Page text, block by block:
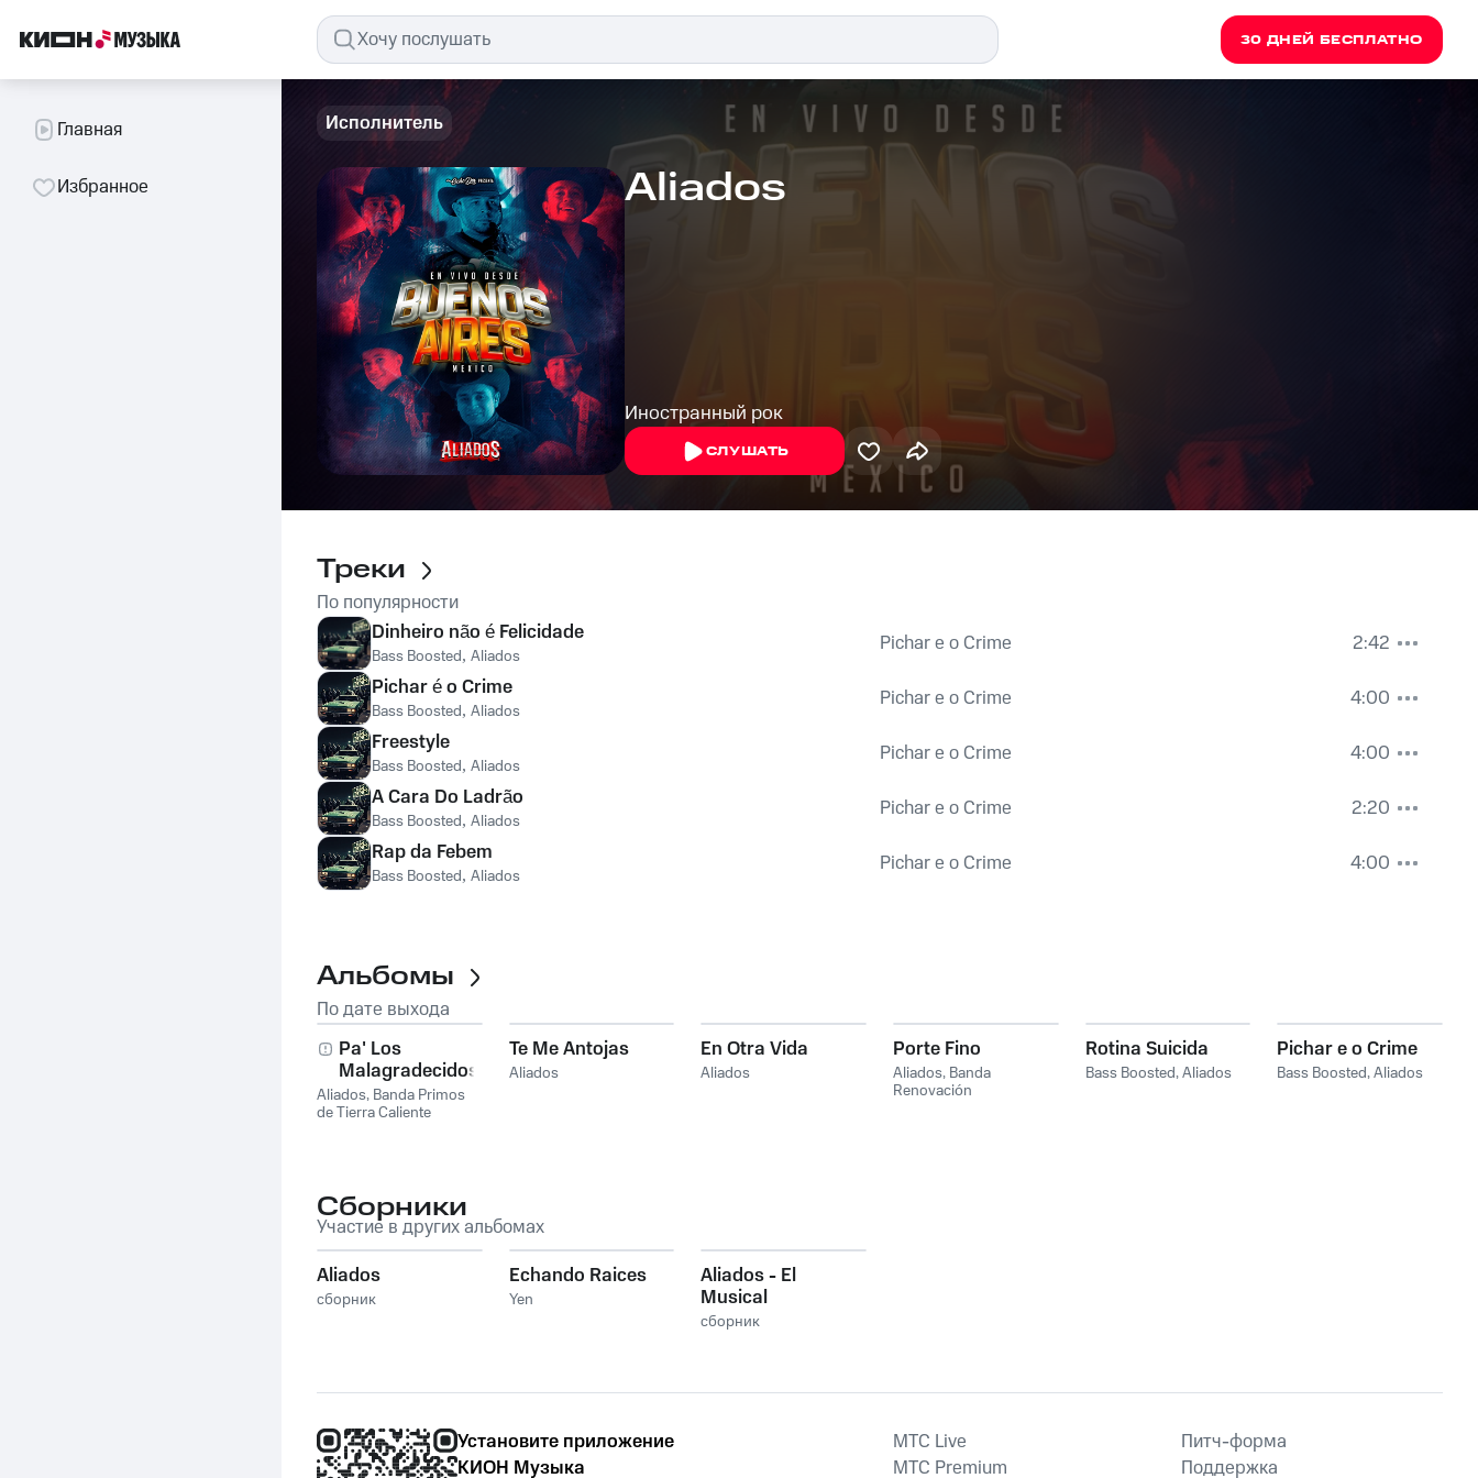
30 ДНЕЙ БЕСПЛАТНО
Главная
Избранное
Исполнитель
Aliados
Иностранный рок
СЛУШАТЬ
Треки
По популярности
Dinheiro não é Felicidade
Bass Boosted, Aliados Pichar e o Crime
2:42
Pichar é o Crime
Bass Boosted, Aliados Pichar e o Crime
4:00
Freestyle
Bass Boosted, Aliados Pichar e o Crime
4:00
A Cara Do Ladrão
Bass Boosted, Aliados Pichar e o Crime
2:20
Rap da Febem
Bass Boosted, Aliados Pichar e o Crime 4:00
Альбомы
По дате выхода
Pa' Los
Malagradecidos
Aliados, Banda Primos
de Tierra Caliente
Te Me Antojas
Aliados
En Otra Vida
Aliados
Porte Fino
Aliados, Banda
Renovación
Rotina Suicida
Bass Boosted,Aliados
Pichar e o Crime
Bass Boosted,Aliados
Сборники
Участие в других альбомах
Aliados
сборник
Echando Raices
Yen
Aliados - El
Musical
сборник
Установите приложение
КИОН Музыка
MTС Live
MTС Premium
Питч-форма
Поддержка